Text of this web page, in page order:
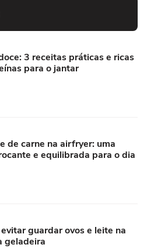
3 receitas práticas e ricas
para o jantar
de carne na airfryer: uma
e equilibrada para o dia
guardar ovos e leite na
geladeira